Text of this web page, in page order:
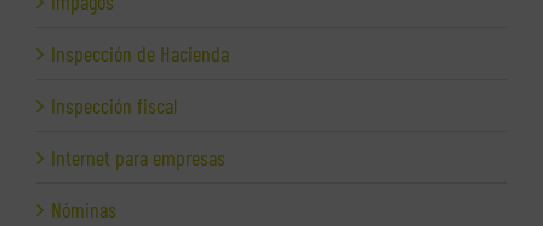
Inspección de Hacienda
Inspección fiscal
Internet para empresas
Nóminas